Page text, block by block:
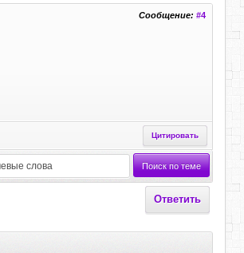
Сообщение: #4
Цитировать
Ответить